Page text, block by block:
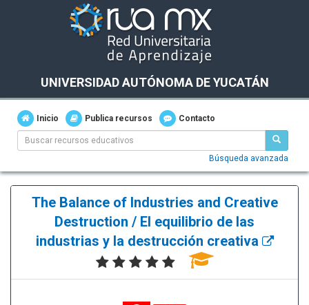
UNIVERSIDAD AUTÓNOMA DE YUCATÁN
Inicio Publica recursos Contacto
Búsqueda avanzada
The Balance of Industries and Creative
Destruction / El equilibrio de las
industrias y la destrucción creativa